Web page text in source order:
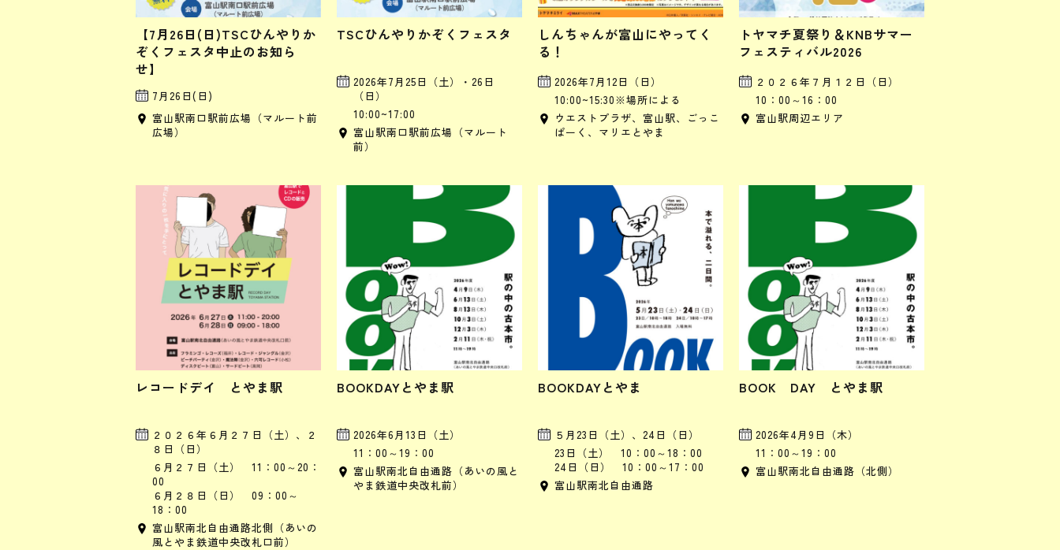
【7月26日(日)TSCひんやりか
ぞくフェスタ中止のお知ら
せ】
7月26日(日)
富山駅南口駅前広場（マルート前
広場）
TSCひんやりかぞくフェスタ
2026年7月25日（土）・26日
（日）
10:00~17:00
富山駅南口駅前広場（マルート
前）
しんちゃんが富山にやってく
る！
2026年7月12日（日）
10:00~15:30※場所による
ウエストプラザ、富山駅、ごっこ
ぱーく、マリエとやま
トヤマチ夏祭り＆KNBサマー
フェスティバル2026
２０２６年７月１２日（日）
10：00～16：00
富山駅周辺エリア
レコードデイ とやま駅
２０２６年６月２７日（土）、２
８日（日）
６月２７日（土） 11：00～20：
00
６月２８日（日） 09：00～
18：00
富山駅南北自由通路北側（あいの
風とやま鉄道中央改札口前）
BOOKDAYとやま駅
2026年6月13日（土）
11：00～19：00
富山駅南北自由通路（あいの風と
やま鉄道中央改札前）
BOOKDAYとやま
５月23日（土）、24日（日）
23日（土） 10：00～18：00
24日（日） 10：00～17：00
富山駅南北自由通路
BOOK DAY とやま駅
2026年4月9日（木）
11：00～19：00
富山駅南北自由通路（北側）